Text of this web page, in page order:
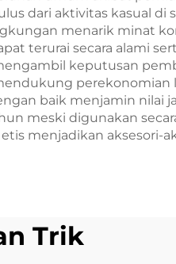
Penggunaan
hari
dari aktivitas kasual di
menarik minat
terurai secara alami
keputusan
perekonomian
baik menjamin nilai
meski digunakan
menjadikan aksesori-
Trik